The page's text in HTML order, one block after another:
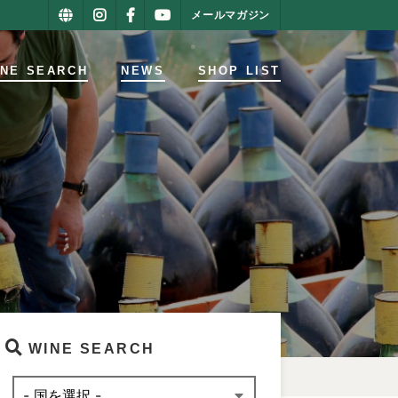
メールマガジン
SEARCH NEWS SHOP LIST
WINE SEARCH